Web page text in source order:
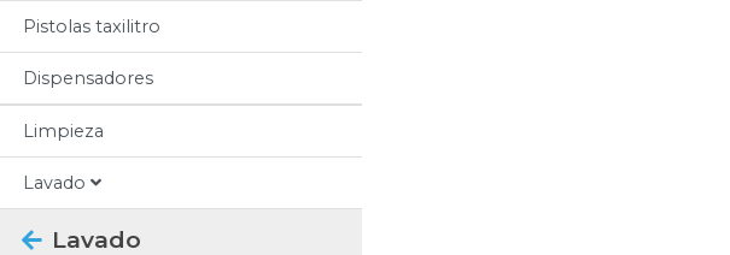
Pistolas taxilitro
Dispensadores
Limpieza
Lavado
Lavado